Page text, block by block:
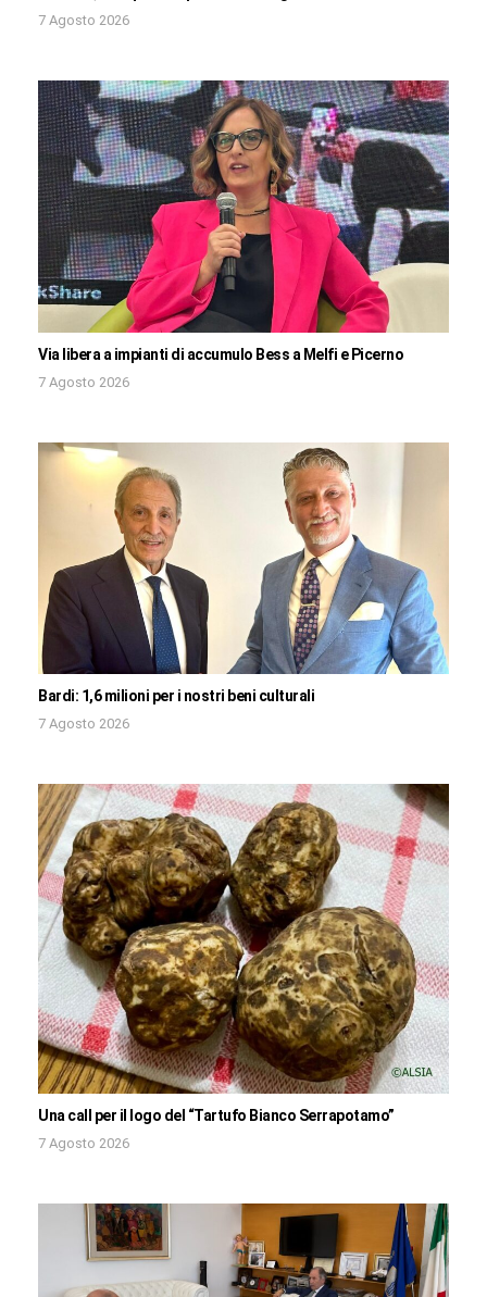
7 Agosto 2026
Via libera a impianti di accumulo Bess a Melfi e Picerno
7 Agosto 2026
Bardi: 1,6 milioni per i nostri beni culturali
7 Agosto 2026
Una call per il logo del “Tartufo Bianco Serrapotamo”
7 Agosto 2026